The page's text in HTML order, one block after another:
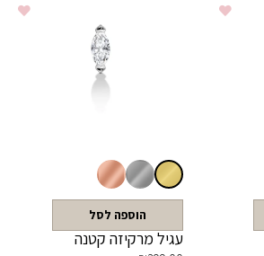
הוספה לסל
עגיל מרקיזה קטנה